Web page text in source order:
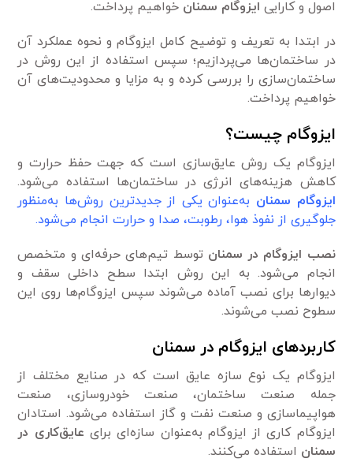
اصول و کارایی ایزوگام سمنان خواهیم پرداخت.
در ابتدا به تعریف و توضیح کامل ایزوگام و نحوه عملکرد آن
در ساختمان‌ها می‌پردازیم؛ سپس استفاده از این روش در
ساختمان‌سازی را بررسی کرده و به مزایا و محدودیت‌های آن
خواهیم پرداخت.
ایزوگام چیست؟
ایزوگام یک روش عایق‌سازی است که جهت حفظ حرارت و
کاهش هزینه‌های انرژی در ساختمان‌ها استفاده می‌شود.
ایزوگام سمنان به‌عنوان یکی از جدیدترین روش‌ها به‌منظور
جلوگیری از نفوذ هوا، رطوبت، صدا و حرارت انجام می‌شود.
نصب ایزوگام در سمنان توسط تیم‌های حرفه‌ای و متخصص
انجام می‌شود. به این روش ابتدا سطح داخلی سقف و
دیوارها برای نصب آماده می‌شوند سپس ایزوگام‌ها روی این
سطوح نصب می‌شوند.
کاربردهای ایزوگام در سمنان
ایزوگام یک نوع سازه عایق است که در صنایع مختلف از
جمله صنعت ساختمان، صنعت خودروسازی، صنعت
هواپیماسازی و صنعت نفت و گاز استفاده می‌شود. استادان
ایزوگام کاری از ایزوگام به‌عنوان سازه‌ای برای عایق‌کاری در
سمنان استفاده می‌کنند.